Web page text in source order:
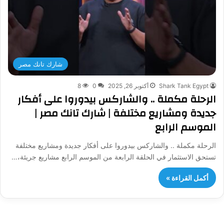
شارك تانك مصر
Shark Tank Egypt أكتوبر 26, 2025 0
8
الرحلة مكملة .. والشاركس بيدوروا على أفكار
جديدة ومشاريع مختلفة | شارك تانك مصر |
الموسم الرابع
الرحلة مكملة .. والشاركس بيدوروا على أفكار جديدة ومشاريع مختلفة
تستحق الاستثمار في الحلقة الرابعة من الموسم الرابع مشاريع جريئة،…
أكمل القراءة »